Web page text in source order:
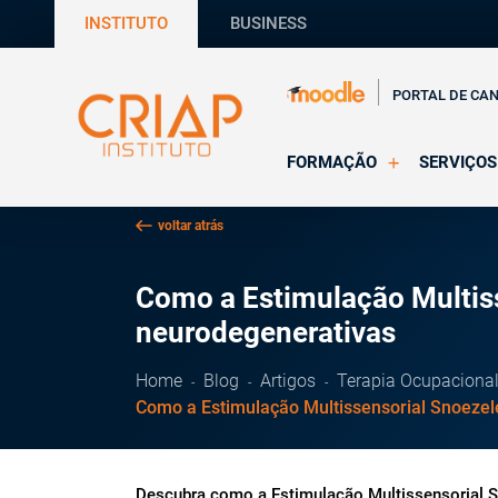
INSTITUTO BUSINESS
PORTAL DE
FORMAÇÃO SERVIÇOS
CRIAP
voltar atrás
Como a Estimulação
neurodegenerativas
Home Blog Artigos
Terapia Ocupacional
Como a Estimulação Multissensorial